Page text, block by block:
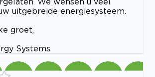
uitgebreide energiesysteem.
groet,
Systems